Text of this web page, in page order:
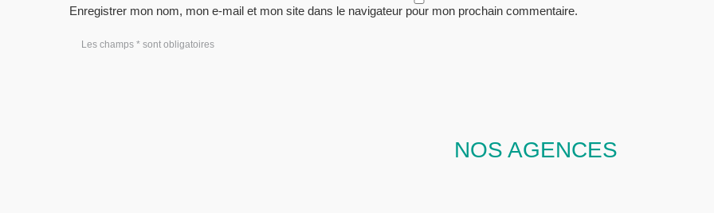
Enregistrer mon nom, mon e-mail et mon site dans le navigateur pour mon prochain commentaire.
Les champs * sont obligatoires
NOS AGENCES